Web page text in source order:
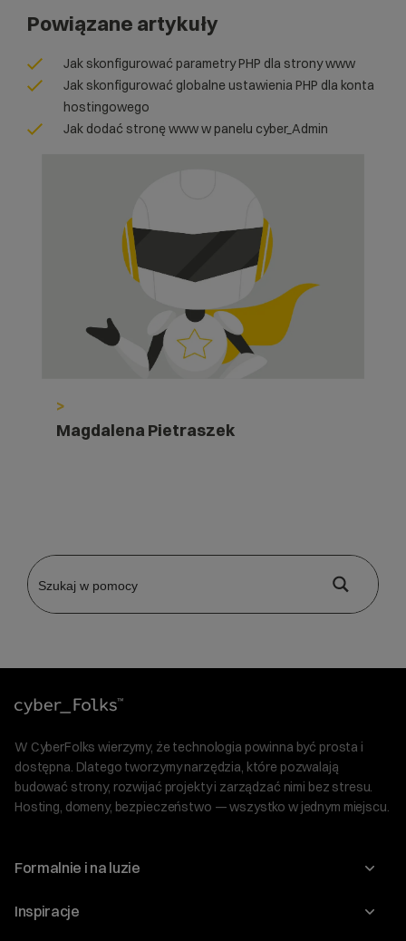
Powiązane artykuły
Jak skonfigurować parametry PHP dla strony www
Jak skonfigurować globalne ustawienia PHP dla konta
hostingowego
Jak dodać stronę www w panelu cyber_Admin
>
Magdalena Pietraszek
W CyberFolks wierzymy, że technologia powinna być prosta i
dostępna. Dlatego tworzymy narzędzia, które pozwalają
budować strony, rozwijać projekty i zarządzać nimi bez stresu.
Hosting, domeny, bezpieczeństwo — wszystko w jednym miejscu.
Formalnie i na luzie
O nas
Inspiracje